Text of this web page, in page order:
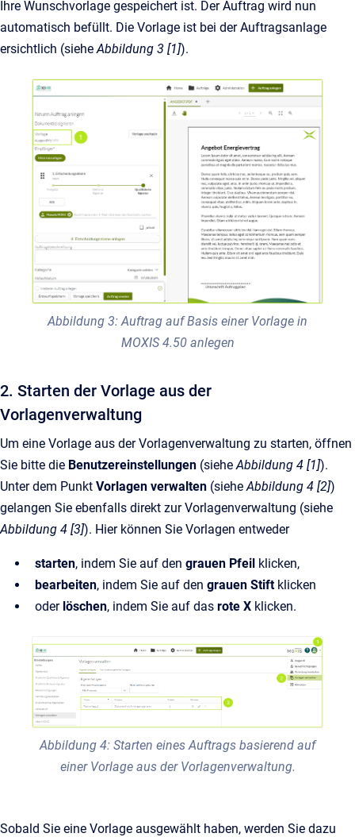
Ihre Wunschvorlage gespeichert ist. Der Auftrag wird nun
automatisch befüllt. Die Vorlage ist bei der Auftragsanlage
ersichtlich (sieheAbbildung 3 [1]).
Abbildung 3: Auftrag auf Basis einer Vorlage in
MOXIS 4.50 anlegen
2. Starten der Vorlage aus der
Vorlagenverwaltung
Um eine Vorlage aus der Vorlagenverwaltung zu starten, öffnen
Sie bitte die Benutzereinstellungen (siehe Abbildung 4 [1]).
Unter dem Punkt Vorlagen verwalten (siehe Abbildung 4 [2])
gelangen Sie ebenfalls direkt zur Vorlagenverwaltung (siehe
Abbildung 4 [3]). Hier können Sie Vorlagen entweder
starten, indem Sie auf den grauen Pfeil klicken,
bearbeiten, indem Sie auf den grauen Stiftklicken
oder löschen, indem Sie auf das rote X klicken.
Abbildung 4: Starten eines Auftrags basierend auf
einer Vorlage aus der Vorlagenverwaltung.
Sobald Sie eine Vorlage ausgewählt haben, werden Sie dazu